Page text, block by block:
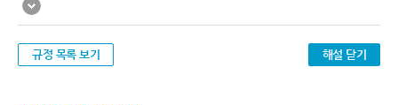
규정 목록 보기 해설 닫기